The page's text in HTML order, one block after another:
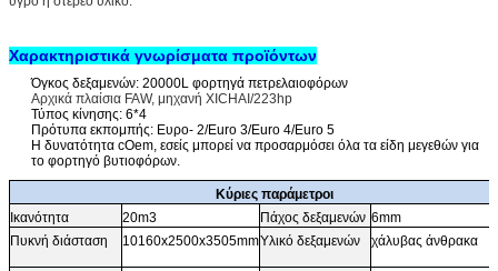
Χαρακτηριστικά γνωρίσματα προϊόντων
Όγκος δεξαμενών: 20000L φορτηγά πετρελαιοφόρων
Αρχικά πλαίσια FAW, μηχανή XICHAI/223hp
Τύπος κίνησης: 6*4
Πρότυπα εκπομπής: Ευρο- 2/Euro 3/Euro 4/Euro 5
Η δυνατότητα cOem, εσείς μπορεί να προσαρμόσει όλα τα είδη μεγεθών για
το φορτηγό βυτιοφόρων.
Κύριες παράμετροι
Ικανότητα
20m3 Πάχος δεξαμενών 6mm
Πυκνή διάσταση
10160x2500x3505mmΥλικό δεξαμενών χάλυβας άνθρακα